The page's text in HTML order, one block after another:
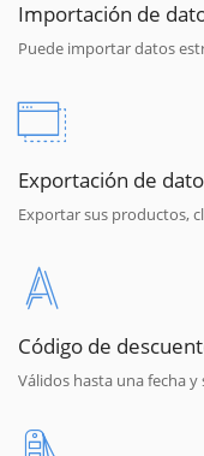
Importación de
Puede importar datos
Exportación de
Exportar sus productos,
Código de
Válidos hasta una fecha